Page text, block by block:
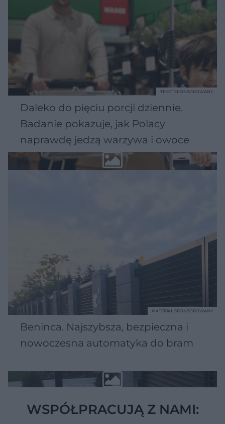
Daleko do pięciu porcji dziennie.
Badanie pokazuje, jak Polacy
naprawdę jedzą warzywa i owoce
TEKST SPONSOROWANY
Beninca. Najszybsza, bezpieczna i
nowoczesna automatyka do bram
MATERIAŁ SPONSOROWANY
WSPÓŁPRACUJĄ Z NAMI: